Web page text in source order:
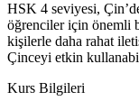
HSK 4 seviyesi,
öğrenciler için önemli
kişilerle daha rahat
Çinceyi etkin
Kurs Bilgileri